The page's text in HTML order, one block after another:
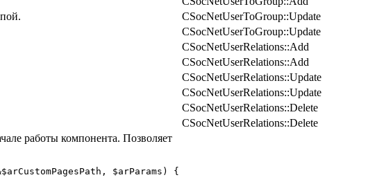
CSocNetUserToGroup::Update
CSocNetUserToGroup::Update
CSocNetUserRelations::Add
CSocNetUserRelations::Add
CSocNetUserRelations::Update
CSocNetUserRelations::Update
CSocNetUserRelations::Delete
CSocNetUserRelations::Delete
работы компонента. Позволяет
$arParams) {